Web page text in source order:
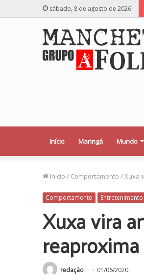
sábado, 8 de agosto de 2026
Início Maringá Mundo
Início / Comportamento /Xuxa
Comportamento Entretenimento
Xuxa vira
redação 01/06/2020